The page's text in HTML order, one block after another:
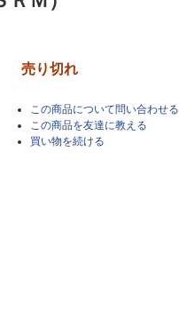
売り切れ
この商品について問い合わせる
この商品を友達に教える
買い物を続ける